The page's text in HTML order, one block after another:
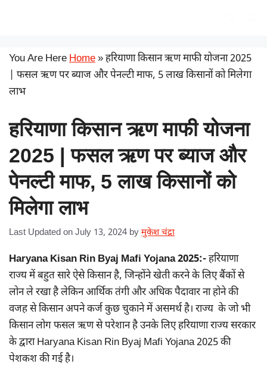
You Are HereHome»हरियाणा किसान ऋण माफी योजना 2025
| फसल ऋण पर ब्याज और पेनल्टी माफ, 5 लाख किसानों को मिलेगा
लाभ
हरियाणा किसान ऋण माफी योजना
2025 | फसल ऋण पर ब्याज और
पेनल्टी माफ, 5 लाख किसानों को
मिलेगा लाभ
Last Updated on July 13, 2024 by मुकेश चंद्रा
Haryana Kisan Rin Byaj Mafi Yojana 2025:-हरियाणा
राज्य में बहुत सारे ऐसे किसान है, जिन्होंने खेती करने के लिए बैंकों से
लोन ले रखा है लेकिन आर्थिक तंगी और अधिक पैदावार ना होने की
वजह से किसान अपने कर्ज कुछ चुकाने में असमर्थ है। राज्य के जो भी
किसान लोग फसल ऋण से परेशान है उनके लिए हरियाणा राज्य सरकार
के द्वारा Haryana Kisan Rin Byaj Mafi Yojana 2025 की
पेशकश की गई है।